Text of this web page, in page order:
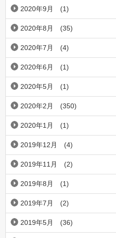
2020年9月 (1)
2020年8月 (35)
2020年7月 (4)
2020年6月 (1)
2020年5月 (1)
2020年2月 (350)
2020年1月 (1)
2019年12月 (4)
2019年11月 (2)
2019年8月 (1)
2019年7月 (2)
2019年5月 (36)